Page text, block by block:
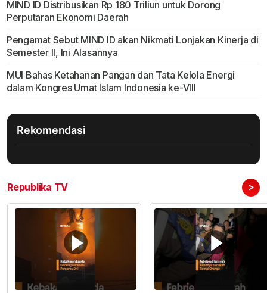
MIND ID Distribusikan Rp 180 Triliun untuk Dorong
Perputaran Ekonomi Daerah
Pengamat Sebut MIND ID akan Nikmati Lonjakan Kinerja di
Semester II, Ini Alasannya
MUI Bahas Ketahanan Pangan dan Tata Kelola Energi
dalam Kongres Umat Islam Indonesia ke-VIII
Rekomendasi
Republika TV >